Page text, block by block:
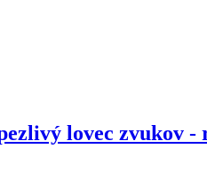
lovec zvukov -